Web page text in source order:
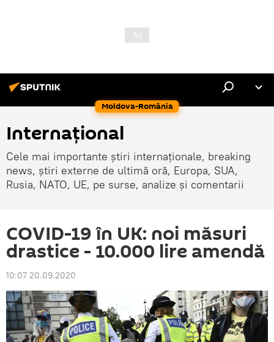
Moldova-România
Internaţional
Cele mai importante știri internaționale, breaking
news, știri externe de ultimă oră, Europa, SUA,
Rusia, NATO, UE, pe surse, analize și comentarii
COVID-19 în UK: noi măsuri
drastice - 10.000 lire amendă
10:07 20.09.2020